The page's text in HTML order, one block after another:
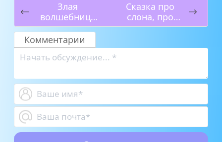
Злая
волшебница
Бастинда
Сказка про
слона, про
костёр и про
Комментарии